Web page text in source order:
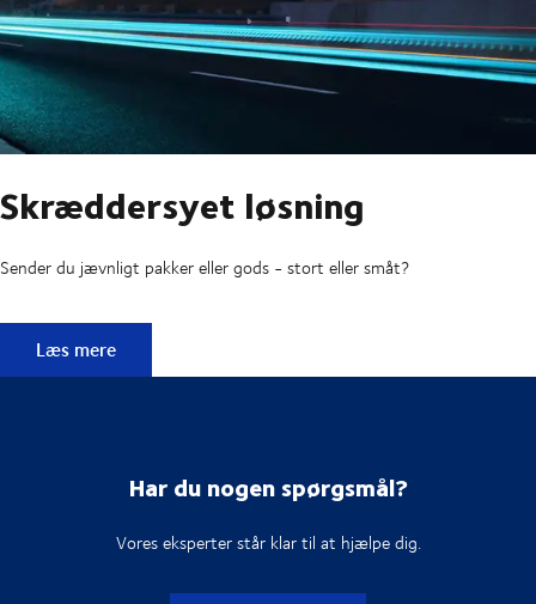
Skræddersyet løsning
Sender du jævnligt pakker eller gods - stort eller småt?
Skræddersyet løsning
Læs mere
Har du nogen spørgsmål?
Vores eksperter står klar til at hjælpe dig.